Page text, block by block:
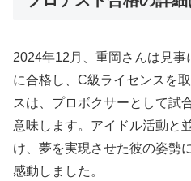
2024年12月、重岡さんは見事
に合格し、C級ライセンスを
スは、プロボクサーとして試
意味します。アイドル活動と
け、夢を実現させた彼の姿勢
感動しました。